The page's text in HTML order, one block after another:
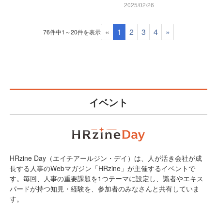
2025/02/26
76件中1～20件を表示 « 1 2 3 4 »
イベント
HRzine Day（エイチアールジン・デイ）は、人が活き会社が成
長する人事のWebマガジン「HRzine」が主催するイベントで
す。毎回、人事の重要課題を1つテーマに設定し、識者やエキス
パードが持つ知見・経験を、参加者のみなさんと共有していま
す。